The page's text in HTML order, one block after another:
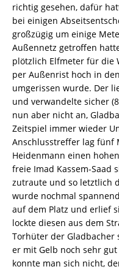
richtig gesehen, dafür
bei einigen
großzügig um einige
Außennetz getroffen
plötzlich Elfmeter für die
per Außenrist hoch in
umgerissen wurde. Der
und verwandelte sicher
nun aber nicht an,
Zeitspiel immer wieder
Anschlusstreffer lag fünf
Heidenmann einen
freie Imad Kassem-Saad
zutraute und so letztlich
wurde nochmal
auf dem Platz und erlief
lockte diesen aus dem
Torhüter der Gladbacher
er mit Gelb noch sehr
konnte man sich nicht,